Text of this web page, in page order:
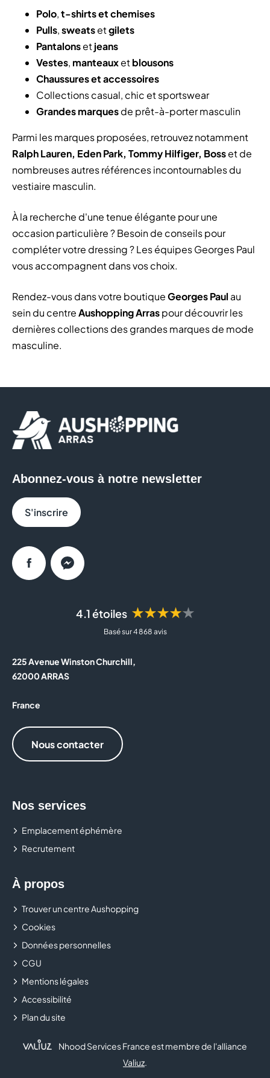
Polo,t-shirts et chemises
Pulls,sweatsetgilets
Pantalonsetjeans
Vestes, manteauxetblousons
Chaussures et accessoires
Collections casual, chic et sportswear
Grandes marquesde prêt-à-porter masculin
Parmi les marques proposées, retrouvez notamment
Ralph Lauren, Eden Park, Tommy Hilfiger, Bosset de
nombreuses autres références incontournables du
vestiaire masculin.
À la recherche d'une tenue élégante pour une
occasion particulière ? Besoin de conseils pour
compléter votre dressing ? Les équipes Georges Paul
vous accompagnent dans vos choix.
Rendez-vous dans votre boutiqueGeorges Paul au
sein du centreAushopping Arraspour découvrir les
dernières collections des grandes marques de mode
masculine.
4.1 étoiles ★★★★★
Basé sur 4 868 avis
225 Avenue Winston Churchill,
62000 ARRAS
France
Nous contacter
Nos services
Emplacement éphémère
Recrutement
À propos
Trouver un centre Aushopping
Cookies
Données personnelles
CGU
Mentions légales
Accessibilité
Plan du site
Abonnez-vous à notre newsletter
S'inscrire
FacebookMessenger
Nhood Services France est membre de l'alliance
Valiuz.